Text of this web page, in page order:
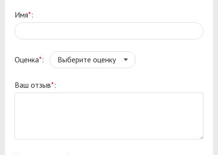
Имя*:
Оценка*:
Ваш отзыв*: